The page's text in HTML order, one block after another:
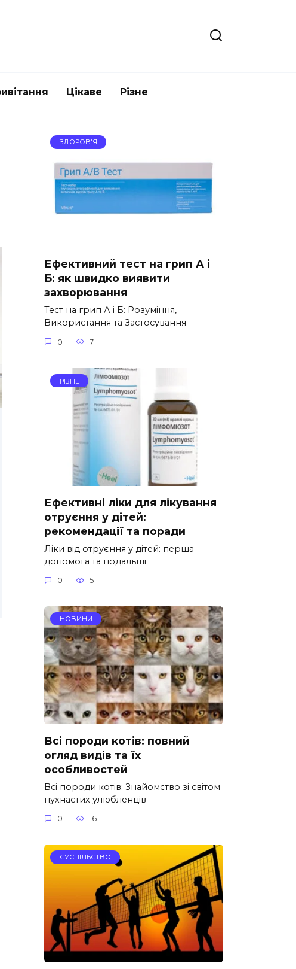
Цікаве Різне
ЗДОРОВ'Я
Ефективний тест на грип А і
Б: як швидко виявити
захворювання
Тест на грип А і Б: Розуміння,
Використання та Застосування
0 7
РІЗНЕ
Ефективні ліки для лікування
отруєння у дітей:
рекомендації та поради
Ліки від отруєння у дітей: перша
допомога та подальші
0 5
НОВИНИ
Всі породи котів: повний
огляд видів та їх
особливостей
Всі породи котів: Знайомство зі світом
пухнастих улюбленців
0 16
СУСПІЛЬСТВО